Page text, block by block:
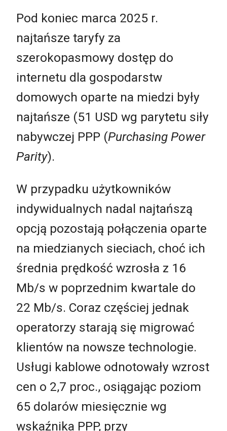
Pod koniec marca 2025 r.
najtańsze taryfy za
szerokopasmowy dostęp do
internetu dla gospodarstw
domowych oparte na miedzi były
najtańsze (51 USD wg parytetu siły
nabywczej PPP (Purchasing Power
Parity).
W przypadku użytkowników
indywidualnych nadal najtańszą
opcją pozostają połączenia oparte
na miedzianych sieciach, choć ich
średnia prędkość wzrosła z 16
Mb/s w poprzednim kwartale do
22 Mb/s. Coraz częściej jednak
operatorzy starają się migrować
klientów na nowsze technologie.
Usługi kablowe odnotowały wzrost
cen o 2,7 proc., osiągając poziom
65 dolarów miesięcznie wg
wskaźnika PPP, przy